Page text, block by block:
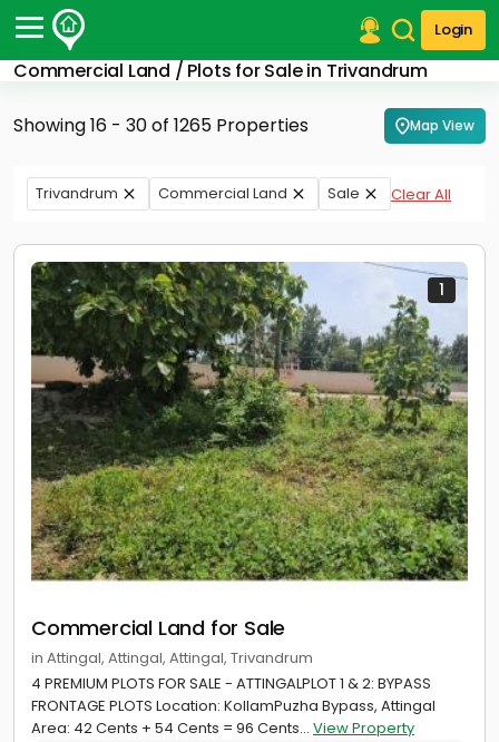
Login
Commercial Land / Plots for Sale in Trivandrum
Post Your Property
Post Your Requirement
Properties for Sale
Properties for Rent
Finance Center
Our Services
Contact Us
Showing 16 - 30 of 1265 Properties Map View
Trivandrum Commercial Land Sale Clear All
1
Commercial Land for Sale
in Attingal, Attingal, Attingal, Trivandrum
4 PREMIUM PLOTS FOR SALE - ATTINGALPLOT 1 & 2: BYPASS
FRONTAGE PLOTS Location: KollamPuzha Bypass, Attingal
Area: 42 Cents + 54 Cents = 96 Cents... View Property